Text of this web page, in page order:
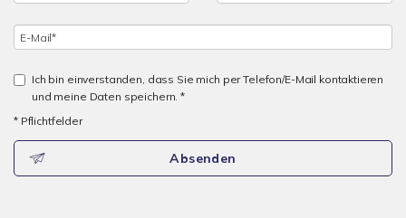
Ich bin einverstanden, dass Sie mich per Telefon/E-Mail kontaktieren
und meine Daten speichern. *
* Pflichtfelder
Absenden